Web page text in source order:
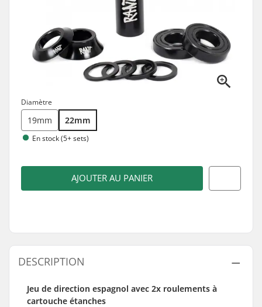
Diamètre
19mm 22mm
En stock (5+ sets)
AJOUTER AU PANIER
DESCRIPTION
Jeu de direction espagnol avec 2x roulements à
cartouche étanches